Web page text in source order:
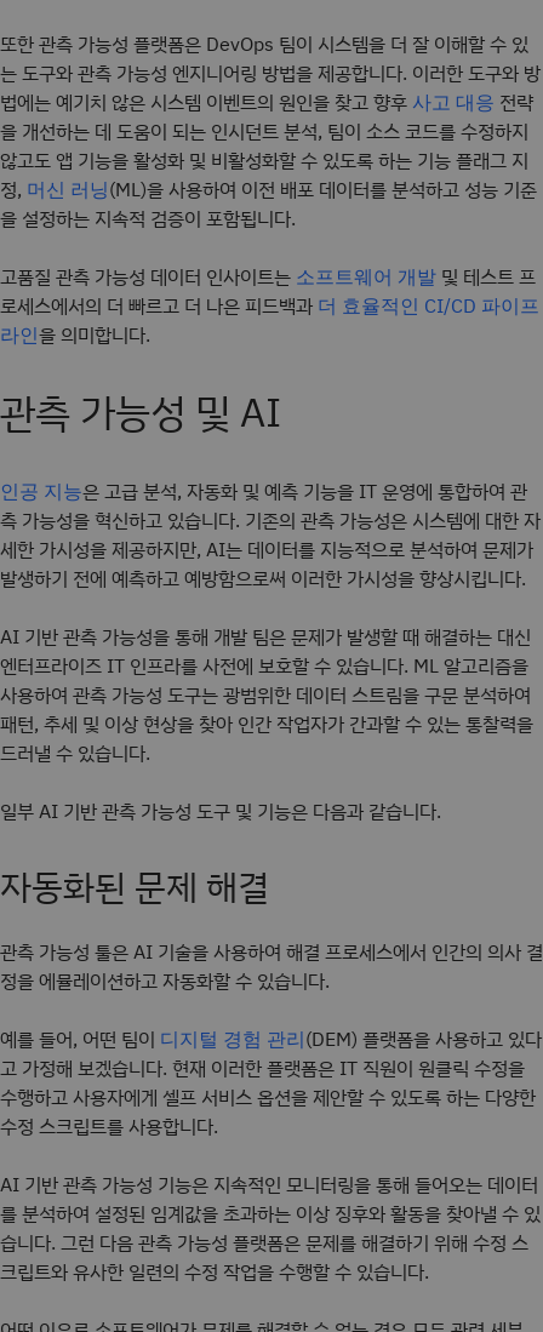
또한 관측 가능성 플랫폼은 DevOps 팀이 시스템을 더 잘 이해할 수 있
는 도구와 관측 가능성 엔지니어링 방법을 제공합니다. 이러한 도구와 방
법에는 예기치 않은 시스템 이벤트의 원인을 찾고 향후 사고 대응 전략
을 개선하는 데 도움이 되는 인시던트 분석, 팀이 소스 코드를 수정하지
않고도 앱 기능을 활성화 및 비활성화할 수 있도록 하는 기능 플래그 지
정, 머신 러닝(ML)을 사용하여 이전 배포 데이터를 분석하고 성능 기준
을 설정하는 지속적 검증이 포함됩니다.
고품질 관측 가능성 데이터 인사이트는 소프트웨어 개발 및 테스트 프
로세스에서의 더 빠르고 더 나은 피드백과 더 효율적인 CI/CD 파이프
라인을 의미합니다.
관측 가능성 및 AI
인공 지능은 고급 분석, 자동화 및 예측 기능을 IT 운영에 통합하여 관
측 가능성을 혁신하고 있습니다. 기존의 관측 가능성은 시스템에 대한 자
세한 가시성을 제공하지만, AI는 데이터를 지능적으로 분석하여 문제가
발생하기 전에 예측하고 예방함으로써 이러한 가시성을 향상시킵니다.
AI 기반 관측 가능성을 통해 개발 팀은 문제가 발생할 때 해결하는 대신
엔터프라이즈 IT 인프라를 사전에 보호할 수 있습니다. ML 알고리즘을
사용하여 관측 가능성 도구는 광범위한 데이터 스트림을 구문 분석하여
패턴, 추세 및 이상 현상을 찾아 인간 작업자가 간과할 수 있는 통찰력을
드러낼 수 있습니다.
일부 AI 기반 관측 가능성 도구 및 기능은 다음과 같습니다.
자동화된 문제 해결
관측 가능성 툴은 AI 기술을 사용하여 해결 프로세스에서 인간의 의사 결
정을 에뮬레이션하고 자동화할 수 있습니다.
예를 들어, 어떤 팀이 디지털 경험 관리(DEM) 플랫폼을 사용하고 있다
고 가정해 보겠습니다. 현재 이러한 플랫폼은 IT 직원이 원클릭 수정을
수행하고 사용자에게 셀프 서비스 옵션을 제안할 수 있도록 하는 다양한
수정 스크립트를 사용합니다.
AI 기반 관측 가능성 기능은 지속적인 모니터링을 통해 들어오는 데이터
를 분석하여 설정된 임계값을 초과하는 이상 징후와 활동을 찾아낼 수 있
습니다. 그런 다음 관측 가능성 플랫폼은 문제를 해결하기 위해 수정 스
크립트와 유사한 일련의 수정 작업을 수행할 수 있습니다.